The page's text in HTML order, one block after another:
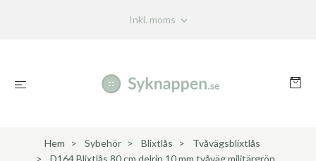
Inkl. moms
Hem Sybehör Blixtlås
Tvåvägsblixtlås
D164 Blixtlås 80 cm delrin 10 mm tvåväg militärgrön